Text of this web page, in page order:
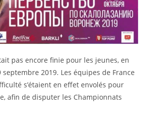
pas encore finie pour les jeunes, en
2019. Les équipes de France
s’étaient en effet envolés pour
afin de disputer les Championnats